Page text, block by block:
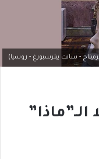
- سانت بيترسبورغ - روسيا)